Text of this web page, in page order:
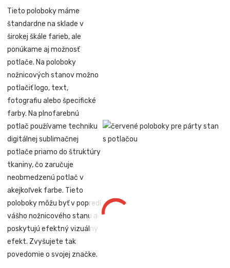
Tieto poloboky máme
štandardne na sklade v
širokej škále farieb, ale
ponúkame aj možnosť
potlače. Na poloboky
nožnicových stanov možno
potlačiť logo, text,
fotografiu alebo špecifické
farby. Na plnofarebnú
potlač používame techniku
digitálnej sublimačnej
potlače priamo do štruktúry
tkaniny, čo zaručuje
neobmedzenú potlač v
akejkoľvek farbe. Tieto
poloboky môžu byť v popredí
vášho nožnicového stanu a
poskytujú efektný vizuálny
efekt. Zvyšujete tak
povedomie o svojej značke.